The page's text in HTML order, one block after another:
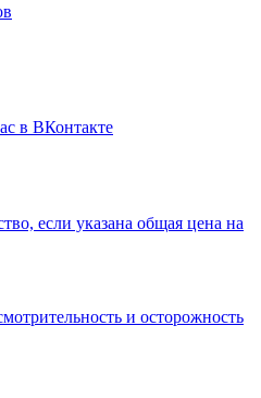
в ВКонтакте
если указана общая цена на
и осторожность